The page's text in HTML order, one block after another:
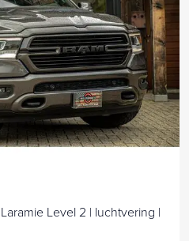
Level 2 | luchtvering |